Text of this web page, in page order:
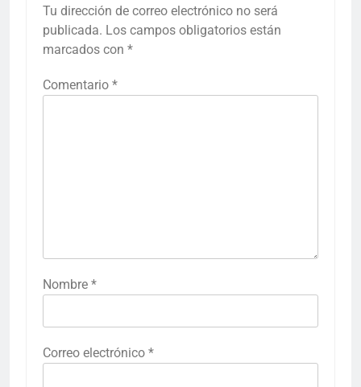
Tu dirección de correo electrónico no será
publicada. Los campos obligatorios están
marcados con *
Comentario *
Nombre *
Correo electrónico *